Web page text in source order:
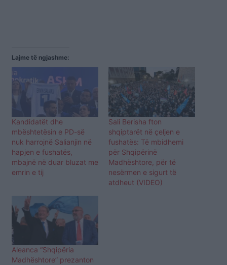
Lajme të ngjashme:
Kandidatët dhe
mbështetësin e PD-së
nuk harrojnë Salianjin në
hapjen e fushatës,
mbajnë në duar bluzat me
emrin e tij
Sali Berisha fton
shqiptarët në çeljen e
fushatës: Të mbidhemi
për Shqipërinë
Madhështore, për të
nesërmen e sigurt të
atdheut (VIDEO)
Aleanca “Shqipëria
Madhështore” prezanton